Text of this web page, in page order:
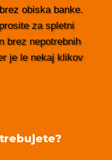
obiska banke.
za spletni
brez nepotrebnih
je le nekaj klikov